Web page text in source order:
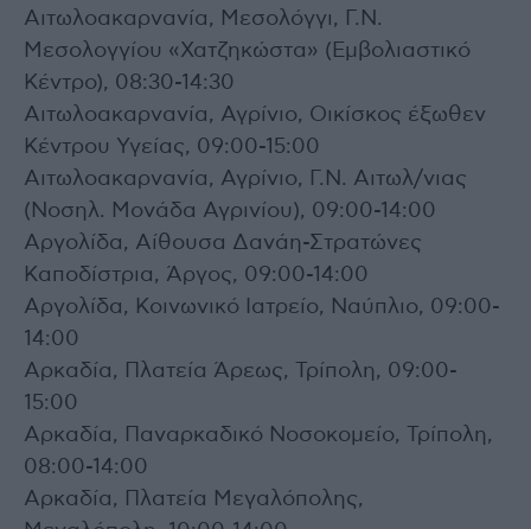
Αιτωλοακαρνανία, Μεσολόγγι, Γ.Ν.
Μεσολογγίου «Χατζηκώστα» (Εμβολιαστικό
Κέντρο), 08:30-14:30
Αιτωλοακαρνανία, Αγρίνιο, Οικίσκος έξωθεν
Κέντρου Υγείας, 09:00-15:00
Αιτωλοακαρνανία, Αγρίνιο, Γ.Ν. Αιτωλ/νιας
(Νοσηλ. Μονάδα Αγρινίου), 09:00-14:00
Αργολίδα, Αίθουσα Δανάη-Στρατώνες
Καποδίστρια, Άργος, 09:00-14:00
Αργολίδα, Κοινωνικό Ιατρείο, Ναύπλιο, 09:00-
14:00
Αρκαδία, Πλατεία Άρεως, Τρίπολη, 09:00-
15:00
Αρκαδία, Παναρκαδικό Νοσοκομείο, Τρίπολη,
08:00-14:00
Αρκαδία, Πλατεία Μεγαλόπολης,